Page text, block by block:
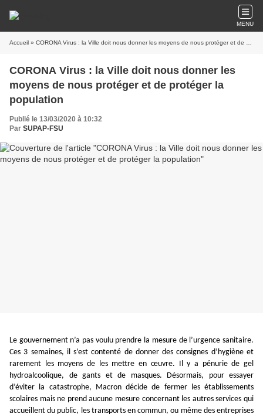
MENU
Accueil » CORONA Virus : la Ville doit nous donner les moyens de nous protéger et de protéger la population
CORONA Virus : la Ville doit nous donner les
moyens de nous protéger et de protéger la
population
Publié le 13/03/2020 à 10:32
Par SUPAP-FSU
Le gouvernement n’a pas voulu prendre la mesure de l’urgence sanitaire.
Ces 3 semaines, il s’est contenté de donner des consignes d’hygiène et
rarement les moyens de les mettre en œuvre. Il y a pénurie de gel
hydroalcoolique, de gants et de masques. Désormais, pour essayer
d’éviter la catastrophe, Macron décide de fermer les établissements
scolaires mais ne prend aucune mesure concernant les autres services qui
accueillent du public, les transports en commun, ou même des entreprises